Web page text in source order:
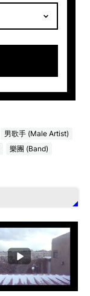
男歌手 (Male Artist)
樂團 (Band)